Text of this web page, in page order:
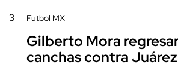
3 Futbol MX
Gilberto Mora
canchas contra Juárez